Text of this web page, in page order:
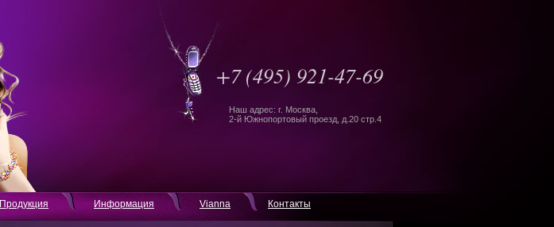
+7 (495) 921-47-69
Наш адрес: г. Москва,
2-й Южнопортовый проезд, д.20 стр.4
Продукция Информация Vianna Контакты